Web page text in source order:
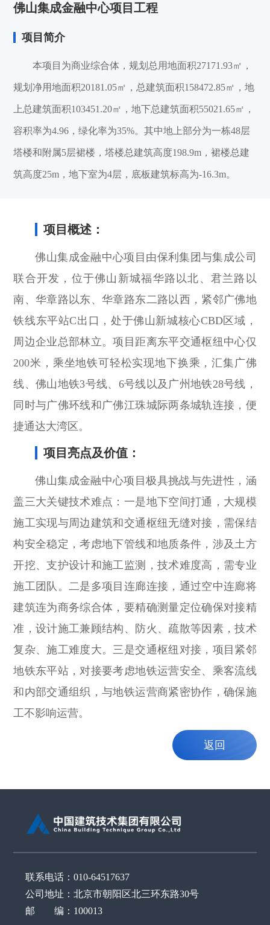
佛山集成金融中心项目工程
项目简介
本项目为商业综合体，规划总用地面积27171.93㎡，
规划净用地面积20181.05㎡，总建筑面积158472.85㎡，地
上总建筑面积103451.20㎡，地下总建筑面积55021.65㎡，
容积率为4.96，绿化率为35%。其中地上部分为一栋48层
塔楼和附属5层裙楼，塔楼总建筑高度198.9m，裙楼总建
筑高度25m，地下室为4层，底板建筑标高为-16.3m。
项目概述：
佛山集成金融中心项目由保利集团与集成公司
联合开发，位于佛山新城福华路以北、君兰路以
南、华章路以东、华章路东二路以西，紧邻广佛地
铁线东平站C出口，处于佛山新城核心CBD区域，
周边企业总部林立。项目距离东平交通枢纽中心仅
200米，乘坐地铁可轻松实现地下换乘，汇集广佛
线、佛山地铁3号线、6号线以及广州地铁28号线，
同时与广佛环线和广佛江珠城际两条城轨连接，便
捷通达大湾区。
项目亮点及价值：
佛山集成金融中心项目极具挑战与先进性，涵
盖三大关键技术难点：一是地下空间打通，大规模
施工实现与周边建筑和交通枢纽无缝对接，需保结
构安全稳定，考虑地下管线和地质条件，涉及土方
开挖、支护设计和施工监测，技术难度高，需专业
施工团队。二是多项目连廊连接，通过空中连廊将
建筑连为商务综合体，要精确测量定位确保对接精
准，设计施工兼顾结构、防火、疏散等因素，技术
复杂、施工难度大。三是交通枢纽对接，项目紧邻
地铁东平站，对接要考虑地铁运营安全、乘客流线
和内部交通组织，与地铁运营商紧密协作，确保施
工不影响运营。
返回
联系电话：010-64517637
公司地址：北京市朝阳区北三环东路30号
邮 编：100013